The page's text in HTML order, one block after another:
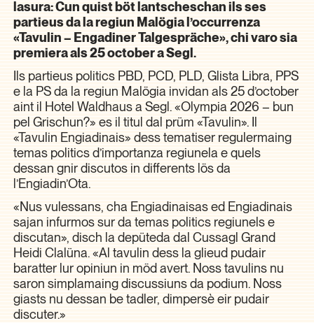
lasura: Cun quist böt lantscheschan ils ses
partieus da la regiun Malögia l’occurrenza
«Tavulin – Engadiner Talgespräche», chi varo sia
premiera als 25 october a Segl.
Ils partieus politics PBD, PCD, PLD, Glista Libra, PPS
e la PS da la regiun Malögia invidan als 25 d’october
aint il Hotel Waldhaus a Segl. «Olympia 2026 – bun
pel Grischun?» es il titul dal prüm «Tavulin». Il
«Tavulin Engiadinais» dess tematiser regulermaing
temas politics d’importanza regiunela e quels
dessan gnir discutos in differents lös da
l’Engiadin’Ota.
«Nus vulessans, cha Engiadinaisas ed Engiadinais
sajan infurmos sur da temas politics regiunels e
discutan», disch la depüteda dal Cussagl Grand
Heidi Clalüna. «Al tavulin dess la glieud pudair
baratter lur opiniun in möd avert. Noss tavulins nu
saron simplamaing discussiuns da podium. Noss
giasts nu dessan be tadler, dimpersè eir pudair
discuter.»